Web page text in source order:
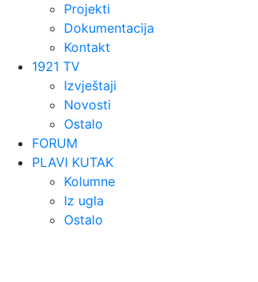
Projekti
Dokumentacija
Kontakt
1921 TV
Izvještaji
Novosti
Ostalo
FORUM
PLAVI KUTAK
Kolumne
Iz ugla
Ostalo